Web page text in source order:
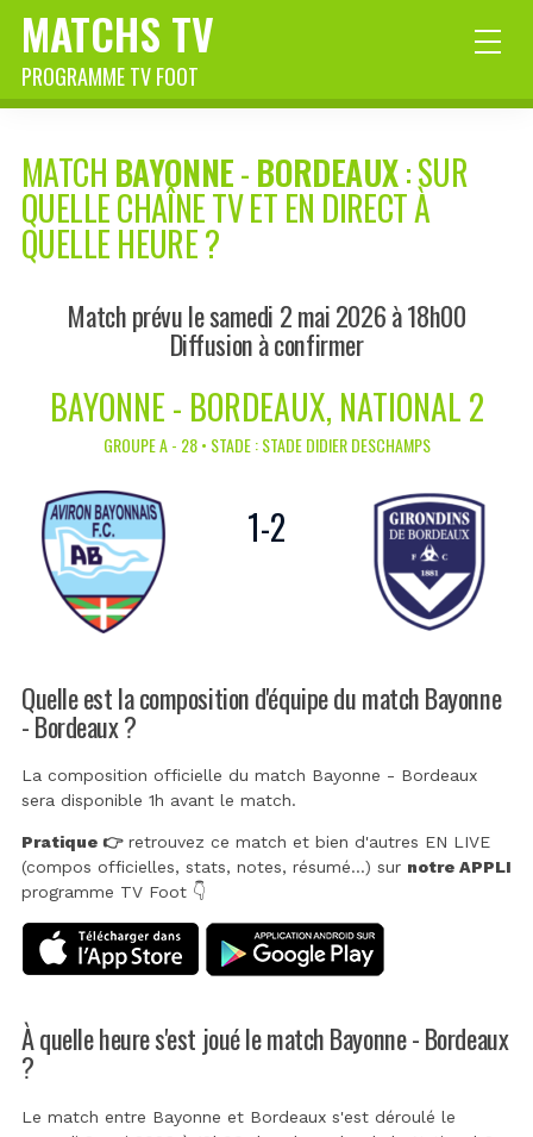
MATCHS TV
PROGRAMME TV FOOT
MATCH BAYONNE-BORDEAUX: SUR
QUELLE CHAÎNE TV ET EN DIRECT À
QUELLE HEURE ?
Match prévu le samedi 2 mai 2026 à 18h00
Diffusion à confirmer
BAYONNE - BORDEAUX, NATIONAL 2
GROUPE A - 28 • STADE : STADE DIDIER DESCHAMPS
1-2
Quelle est la composition d'équipe du match Bayonne
- Bordeaux ?
La composition officielle du match Bayonne - Bordeaux
sera disponible 1h avant le match.
Pratique 👉retrouvez ce match et bien d'autres EN LIVE
(compos officielles, stats, notes, résumé...) sur notre APPLI
programme TV Foot 👇
À quelle heure s'est joué le match Bayonne - Bordeaux
?
Le match entre Bayonne et Bordeaux s'est déroulé le